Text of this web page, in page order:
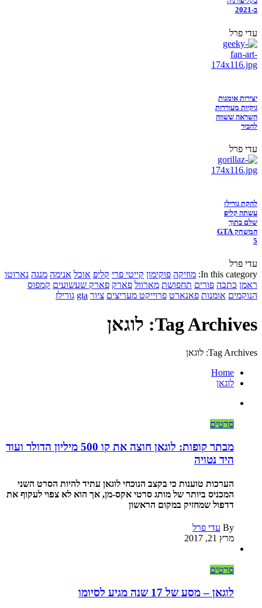
ב-2021
עדי פרל
יצירות אומנות
גיקיות מעוררות
השראה ששווה
להכיר
עדי פרל
להקת גורילז
עשתה קליפ
שלם בתוך
המשחק GTA
5
עדי פרל
In this category: מוזיקה פוקימון קייטי פרי קליפ אוכל אנימה מנגה נארוטו
ראמן כתבה פורים תחפושת מארוול פארק פארק שעשועים קמפוס
הנוקמים אומנות פאנארט פרוייקט מעריצים ציור gta גורילז
Tag Archives: לוגאן
Tag Archives: לוגאן
Home
לוגאן
סרטים
מבתר קופות: לוגאן חוצה את קו 500 מיליון הדולר ועוד
היד נטויה
הערכות טוענות כי בקצב הנוכחי לוגאן עתיד להיות הסרט השני
המכניס ביותר של מותג סרטי אקס-מן, אך הוא לא צפוי לעקוף את
דדפול שמחזיק במקום הראשון
By עדי פרל
מרץ 21, 2017
סרטים
לוגאן – מסע של 17 שנה מגיע לסיומו